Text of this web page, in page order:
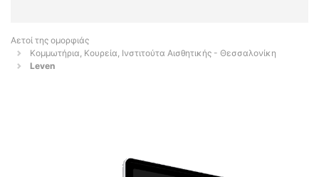
Αετοί της ομορφιάς
Κομμωτήρια, Κουρεία, Ινστιτούτα Αισθητικής - Θεσσαλονίκη
Leven